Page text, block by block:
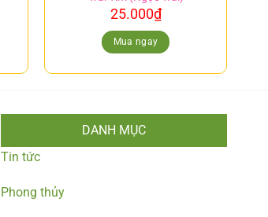
25.000₫
Mua ngay
DANH MỤC
Tin tức
Phong thủy